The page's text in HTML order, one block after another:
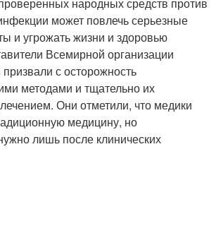
народных средств против
может повлечь серьезные
и угрожать жизни и здоровью
Всемирной организации
с осторожность
методами и тщательно их
Они отметили, что медики
медицину, но
лишь после клинических